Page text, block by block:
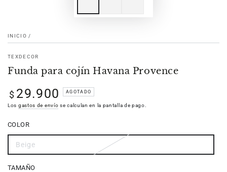
INICIO /
TEXDECOR
Funda para cojín Havana Provence
Precio
regular
$ 29.900 AGOTADO
Los gastos de envío se calculan en la pantalla de pago.
COLOR
Beige
TAMAÑO